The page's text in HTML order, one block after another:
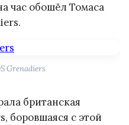
час обошёл Томаса
Grenadiers
британская
боровшаяся с этой